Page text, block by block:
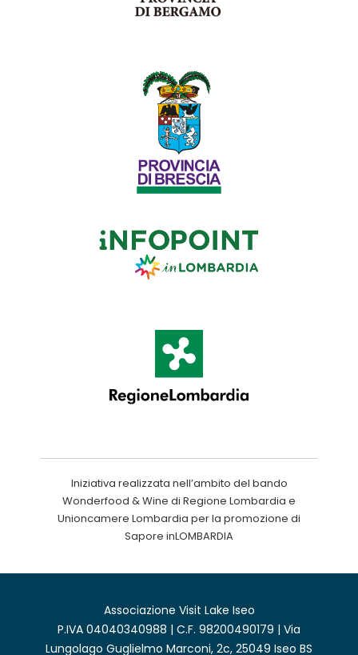
Iniziativa realizzata nell’ambito del bando
Wonderfood & Wine di Regione Lombardia e
Unioncamere Lombardia per la promozione di
Sapore inLOMBARDIA
Associazione Visit Lake Iseo
P.IVA 04040340988 | C.F. 98200490179 | Via
Lungolago Guglielmo Marconi, 2c, 25049 Iseo BS